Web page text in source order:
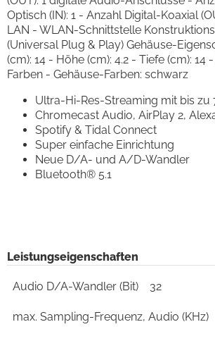
Optisch (IN): 1 - Anzahl Digital-Koaxial
LAN - WLAN-Schnittstelle
(Universal Plug & Play) Gehäuse-
(cm): 14 - Höhe (cm): 4.2 - Tiefe (cm): 14
Farben - Gehäuse-Farben: schwarz
Ultra-Hi-Res-Streaming mit bis zu
Chromecast Audio, AirPlay 2,
Spotify & Tidal Connect
Super einfache Einrichtung
Neue D/A- und A/D-Wandler
Bluetooth® 5.1
Leistungseigenschaften
Audio D/A-Wandler (Bit) 32
max. Sampling-Frequenz, Audio (KHz)